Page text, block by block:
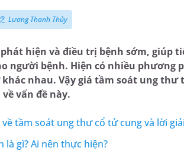
Lương Thanh Thủy
hiện và điều trị bệnh sớm, giúp
người bệnh. Hiện có nhiều phương
nhau. Vậy giá tầm soát ung
vấn đề này.
tầm soát ung thư cổ tử cung và lời
gì? Ai nên thực hiện?